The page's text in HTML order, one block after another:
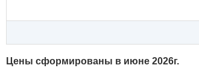
Цены сформированы в июне 2026г.